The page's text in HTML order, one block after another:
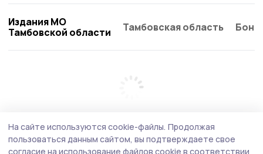
Издания МО
Тамбовской области
Тамбовская область
На сайте используются cookie-файлы. Продолжая
пользоваться данным сайтом, вы подтверждаете свое
согласие на использование файлов cookie в соответствии